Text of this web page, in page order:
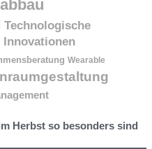
Technologische
Innovationen
Wearable
Herbst so besonders sind